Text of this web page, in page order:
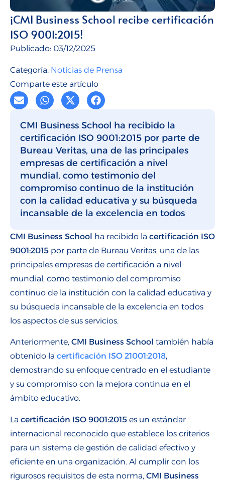
CMI Journal
¡CMI Business School recibe certificación
ISO 9001:2015!
Publicado: 03/12/2025
Categoría: Noticias de Prensa
Comparte este artículo
CMI Business School ha recibido la
certificación ISO 9001:2015 por parte de
Bureau Veritas, una de las principales
empresas de certificación a nivel
mundial, como testimonio del
compromiso continuo de la institución
con la calidad educativa y su búsqueda
incansable de la excelencia en todos
CMI Business School ha recibido la certificación ISO
9001:2015 por parte de Bureau Veritas, una de las
principales empresas de certificación a nivel
mundial, como testimonio del compromiso
continuo de la institución con la calidad educativa y
su búsqueda incansable de la excelencia en todos
los aspectos de sus servicios.
Anteriormente, CMI Business School también había
obtenido la certificación ISO 21001:2018,
demostrando su enfoque centrado en el estudiante
y su compromiso con la mejora continua en el
ámbito educativo.
La certificación ISO 9001:2015 es un estándar
internacional reconocido que establece los criterios
para un sistema de gestión de calidad efectivo y
eficiente en una organización. Al cumplir con los
rigurosos requisitos de esta norma, CMI Business